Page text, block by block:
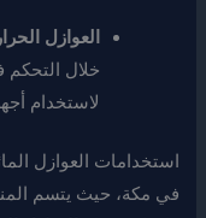
العوازل
خلال التحكم
لاستخدام
استخدامات العوازل
في مكة، حيث يتسم